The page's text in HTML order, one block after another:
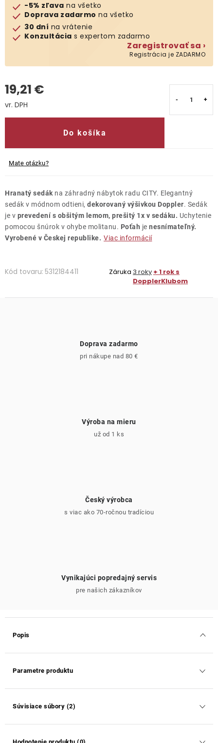
Predávané značky
Kontakty
-5% zľava na všetko
Doprava zadarmo na všetko
30 dní na vrátenie
Konzultácia s expertom zadarmo
Zaregistrovať sa ›
Registrácia je ZADARMO
19,21 €
Do košíka
Mate otázku?
Hranatý sedák na záhradný nábytok radu CITY. Elegantný
sedák v módnom odtieni, dekorovaný výšivkou Doppler. Sedák
je v prevedení s obšitým lemom, prešitý 1x v sedáku. Uchytenie
pomocou šnúrok v ohybe molitanu. Poťah je nesnímateľný.
Vyrobené v Českej republike. Viac informácií
Kód tovaru: 5312184411 Záruka 3 roky + 1 rok s
DopplerKlubom
Doprava zadarmo
pri nákupe nad 80 €
Výroba na mieru
už od 1 ks
Český výrobca
s viac ako 70-ročnou tradíciou
Vynikajúci popredajný servis
pre našich zákazníkov
Popis
Parametre produktu
Súvisiace súbory (2)